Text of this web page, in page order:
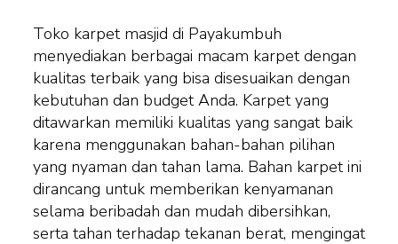
Toko karpet masjid di Payakumbuh
menyediakan berbagai macam karpet dengan
kualitas terbaik yang bisa disesuaikan dengan
kebutuhan dan budget Anda. Karpet yang
ditawarkan memiliki kualitas yang sangat baik
karena menggunakan bahan-bahan pilihan
yang nyaman dan tahan lama. Bahan karpet ini
dirancang untuk memberikan kenyamanan
selama beribadah dan mudah dibersihkan,
serta tahan terhadap tekanan berat, mengingat